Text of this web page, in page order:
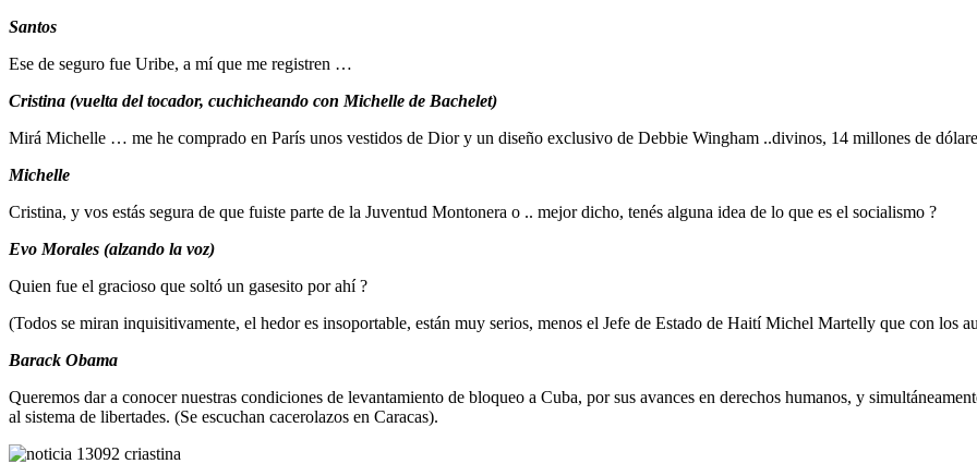
Santos
Ese de seguro fue Uribe, a mí que me registren …
Cristina (vuelta del tocador, cuchicheando con Michelle de Bachelet)
Mirá Michelle … me he comprado en París unos vestidos de Dior y un diseño exclusivo de Debbie Wingham ..divinos, 14 millones de
Michelle
Cristina, y vos estás segura de que fuiste parte de la Juventud Montonera o .. mejor dicho, tenés alguna idea de lo que es el socialismo ?
Evo Morales (alzando la voz)
Quien fue el gracioso que soltó un gasesito por ahí ?
(Todos se miran inquisitivamente, el hedor es insoportable, están muy serios, menos el Jefe de Estado de Haití Michel Martelly que con los
Barack Obama
Queremos dar a conocer nuestras condiciones de levantamiento de bloqueo a Cuba, por sus avances en derechos humanos, y
al sistema de libertades. (Se escuchan cacerolazos en Caracas).